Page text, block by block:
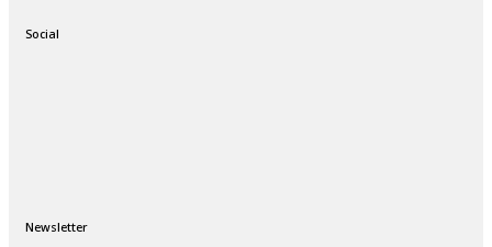
Social
Newsletter